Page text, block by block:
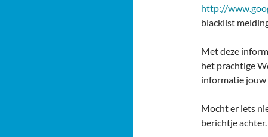
http://
blacklist
Met deze
het prachtige
informatie
Mocht er iets
berichtje achter.